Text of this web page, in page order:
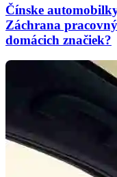
Čínske
Záchrana
domácich značiek?